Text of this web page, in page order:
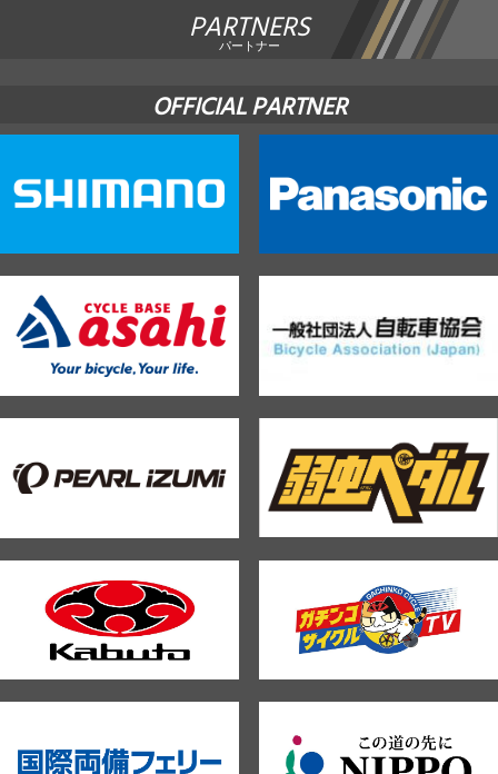
PARTNERS
パートナー
OFFICIAL PARTNER